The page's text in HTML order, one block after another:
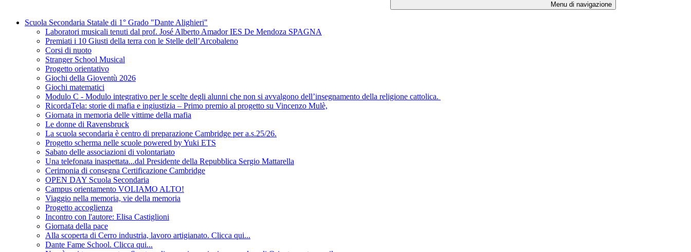
Menu di navigazione
Scuola Secondaria Statale di 1° Grado "Dante Alighieri"
Laboratori musicali tenuti dal prof. José Alberto Amador IES De Mendoza SPAGNA
Premiati i 10 Giusti della terra con le Stelle dell’Arcobaleno
Corsi di nuoto
Stranger School Musical
Progetto orientativo
Giochi della Gioventù 2026
Giochi matematici
Modulo C - Modulo integrativo per le scelte degli alunni che non si avvalgono dell’insegnamento della religione cattolica.
RicordaTela: storie di mafia e ingiustizia – Primo premio al progetto su Vincenzo Mulè,
Giornata in memoria delle vittime della mafia
Le donne di Ravensbruck
La scuola secondaria è centro di preparazione Cambridge per a.s.25/26.
Progetto scherma nelle scuole powered by Yuki ETS
Sabato delle associazioni di volontariato
Una telefonata inaspettata...dal Presidente della Repubblica Sergio Mattarella
Cerimonia di consegna Certificazione Cambridge
OPEN DAY Scuola Secondaria
Campus orientamento VOLIAMO ALTO!
Viaggio nella memoria, vie della memoria
Progetto accoglienza
Incontro con l'autore: Elisa Castiglioni
Giornata della pace
Alla scoperta di Cerro industria, lavoro artigianato. Clicca qui...
Dante Fame School. Clicca qui...